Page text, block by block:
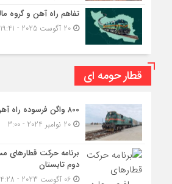
تفاهم راه آهن و گروه
20 آگوست 2025 - 19:41
قطار حومه ای
۸۰۰ واگن فرسوده راه آهن از مدار خارج شد
20 نوامبر 2024 - 3:00
برنامه حرکت قطارهای
دوم تابستان
06 آگوست 2023 - 14:28